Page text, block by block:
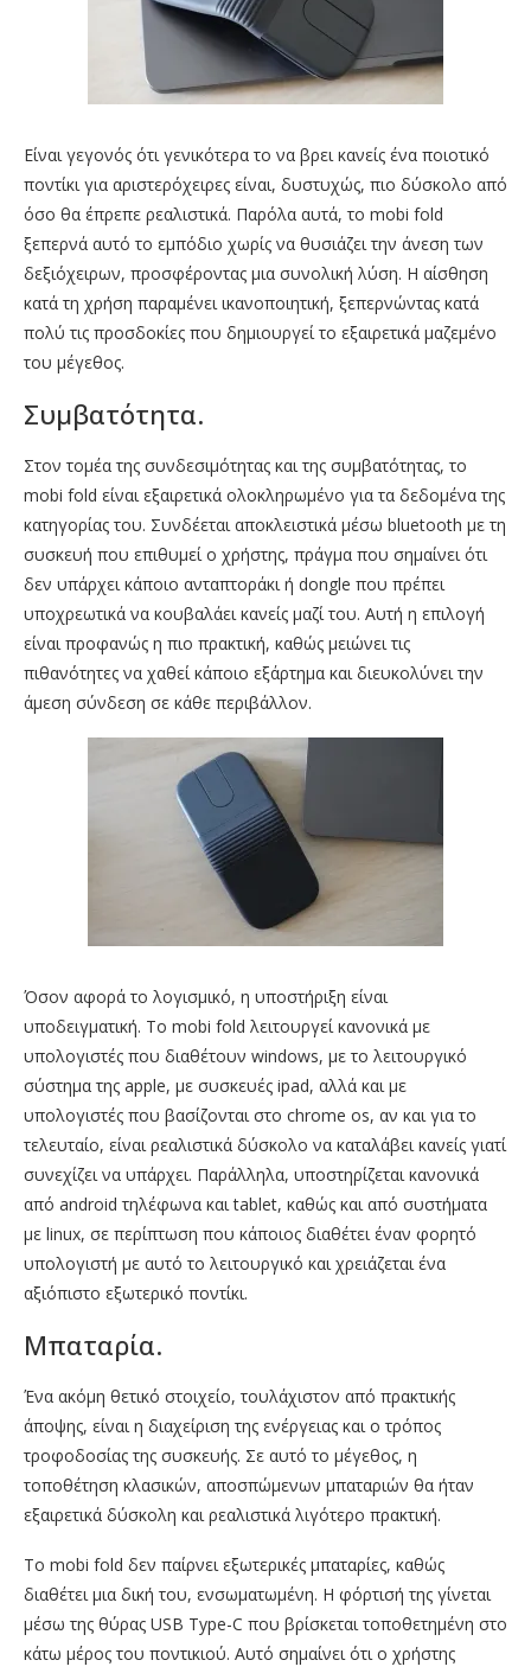
Είναι γεγονός ότι γενικότερα το να βρει κανείς ένα ποιοτικό
ποντίκι για αριστερόχειρες είναι, δυστυχώς, πιο δύσκολο από
όσο θα έπρεπε ρεαλιστικά. Παρόλα αυτά, το mobi fold
ξεπερνά αυτό το εμπόδιο χωρίς να θυσιάζει την άνεση των
δεξιόχειρων, προσφέροντας μια συνολική λύση. Η αίσθηση
κατά τη χρήση παραμένει ικανοποιητική, ξεπερνώντας κατά
πολύ τις προσδοκίες που δημιουργεί το εξαιρετικά μαζεμένο
του μέγεθος.
Συμβατότητα.
Στον τομέα της συνδεσιμότητας και της συμβατότητας, το
mobi fold είναι εξαιρετικά ολοκληρωμένο για τα δεδομένα της
κατηγορίας του. Συνδέεται αποκλειστικά μέσω bluetooth με τη
συσκευή που επιθυμεί ο χρήστης, πράγμα που σημαίνει ότι
δεν υπάρχει κάποιο ανταπτοράκι ή dongle που πρέπει
υποχρεωτικά να κουβαλάει κανείς μαζί του. Αυτή η επιλογή
είναι προφανώς η πιο πρακτική, καθώς μειώνει τις
πιθανότητες να χαθεί κάποιο εξάρτημα και διευκολύνει την
άμεση σύνδεση σε κάθε περιβάλλον.
Όσον αφορά το λογισμικό, η υποστήριξη είναι
υποδειγματική. Το mobi fold λειτουργεί κανονικά με
υπολογιστές που διαθέτουν windows, με το λειτουργικό
σύστημα της apple, με συσκευές ipad, αλλά και με
υπολογιστές που βασίζονται στο chrome os, αν και για το
τελευταίο, είναι ρεαλιστικά δύσκολο να καταλάβει κανείς γιατί
συνεχίζει να υπάρχει. Παράλληλα, υποστηρίζεται κανονικά
από android τηλέφωνα και tablet, καθώς και από συστήματα
με linux, σε περίπτωση που κάποιος διαθέτει έναν φορητό
υπολογιστή με αυτό το λειτουργικό και χρειάζεται ένα
αξιόπιστο εξωτερικό ποντίκι.
Μπαταρία.
Ένα ακόμη θετικό στοιχείο, τουλάχιστον από πρακτικής
άποψης, είναι η διαχείριση της ενέργειας και ο τρόπος
τροφοδοσίας της συσκευής. Σε αυτό το μέγεθος, η
τοποθέτηση κλασικών, αποσπώμενων μπαταριών θα ήταν
εξαιρετικά δύσκολη και ρεαλιστικά λιγότερο πρακτική.
Το mobi fold δεν παίρνει εξωτερικές μπαταρίες, καθώς
διαθέτει μια δική του, ενσωματωμένη. Η φόρτισή της γίνεται
μέσω της θύρας USB Type-C που βρίσκεται τοποθετημένη στο
κάτω μέρος του ποντικιού. Αυτό σημαίνει ότι ο χρήστης